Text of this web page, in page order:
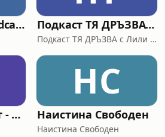
идва КАНАП
Боби Борисов Podcast Подкаст ТЯ ДРЪЗВА с Лили Георгиева
Подкаст ТЯ ДРЪЗВА с Лили Георгиева
Капитал Подкаст - Капитал Green
НС
Наистина Свободен
Наистина Свободен